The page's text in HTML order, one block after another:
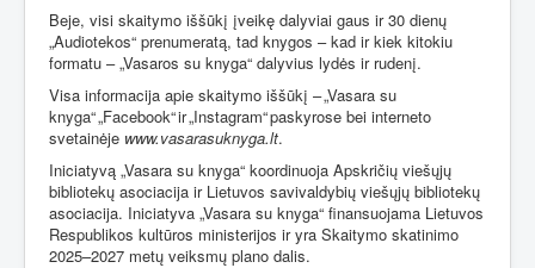
Beje, visi skaitymo iššūkį įveikę dalyviai gaus ir 30 dienų
„Audiotekos“ prenumeratą, tad knygos – kad ir kiek kitokiu
formatu – „Vasaros su knyga“ dalyvius lydės ir rudenį.
Visa informacija apie skaitymo iššūkį – „Vasara su
knyga“ „Facebook“ ir „Instagram“ paskyrose bei interneto
svetainėje www.vasarasuknyga.lt.
Iniciatyvą „Vasara su knyga“ koordinuoja Apskričių viešųjų
bibliotekų asociacija ir Lietuvos savivaldybių viešųjų bibliotekų
asociacija. Iniciatyva „Vasara su knyga“ finansuojama Lietuvos
Respublikos kultūros ministerijos ir yra Skaitymo skatinimo
2025–2027 metų veiksmų plano dalis.